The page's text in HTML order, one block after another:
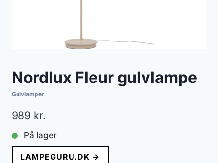
Nordlux Fleur gulvlampe
Gulvlamper
989 kr.
På lager
LAMPEGURU.DK →